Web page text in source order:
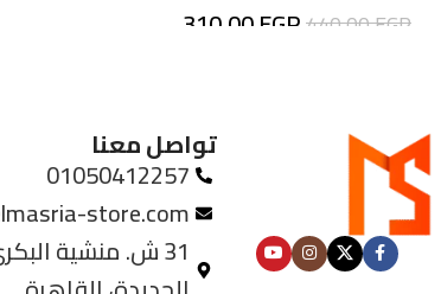
RGB
440,00EGP
310,00EGP
تواصل معنا
01050412257
store.com
31 ش. منشية